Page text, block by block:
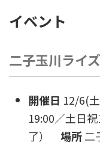
イベント
二子玉川ライ
開催日 12/6(
19:00／土日
了） 場所二